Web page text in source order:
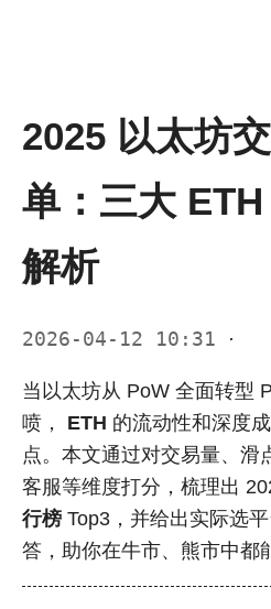
2025 以太坊
单：三大
解析
2026-04-12 10:31 ·
当以太坊从 PoW 全面转型
喷，
ETH 的流动性和深度
点。本文通过对交易量、滑
客服等维度打分，梳理出
行榜 Top3，并给出实际选
答，助你在牛市、熊市中都